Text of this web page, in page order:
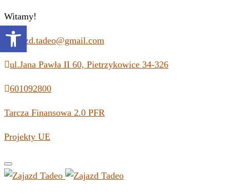
Witamy!
zajazd.tadeo@gmail.com
ul.Jana Pawła II 60, Pietrzykowice 34-326
601092800
Tarcza Finansowa 2.0 PFR
Projekty UE
Toggle
navigation
Open toolbar